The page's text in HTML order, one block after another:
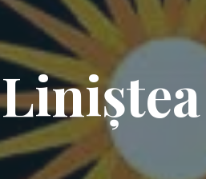
Liniștea